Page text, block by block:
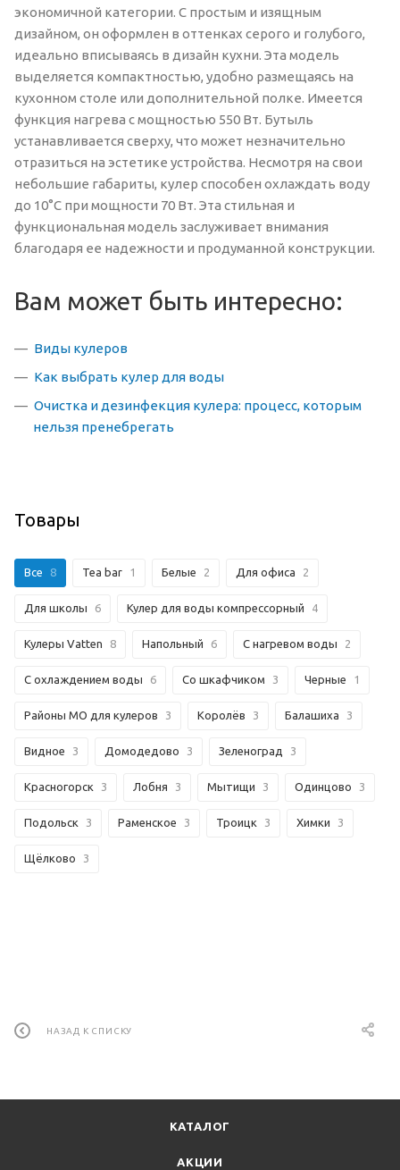
экономичной категории. С простым и изящным
дизайном, он оформлен в оттенках серого и голубого,
идеально вписываясь в дизайн кухни. Эта модель
выделяется компактностью, удобно размещаясь на
кухонном столе или дополнительной полке. Имеется
функция нагрева с мощностью 550 Вт. Бутыль
устанавливается сверху, что может незначительно
отразиться на эстетике устройства. Несмотря на свои
небольшие габариты, кулер способен охлаждать воду
до 10°C при мощности 70 Вт. Эта стильная и
функциональная модель заслуживает внимания
благодаря ее надежности и продуманной конструкции.
Вам может быть интересно:
Виды кулеров
Как выбрать кулер для воды
Очистка и дезинфекция кулера: процесс, которым
нельзя пренебрегать
Товары
Все 8 Tea bar 1 Белые 2 Для офиса 2
Для школы 6 Кулер для воды компрессорный 4
Кулеры Vatten 8 Напольный 6 С нагревом воды 2
С охлаждением воды 6 Со шкафчиком 3 Черные 1
Районы МО для кулеров 3 Королёв 3 Балашиха 3
Видное 3 Домодедово 3 Зеленоград 3
Красногорск 3 Лобня 3 Мытищи 3 Одинцово 3
Подольск 3 Раменское 3 Троицк 3 Химки 3
Щёлково 3
НАЗАД К СПИСКУ
КАТАЛОГ
АКЦИИ